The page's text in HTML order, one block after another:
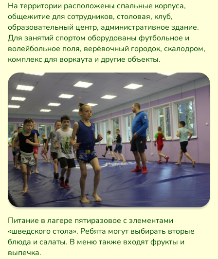
На территории расположены спальные корпуса,
общежитие для сотрудников, столовая, клуб,
образовательный центр, административное здание.
Для занятий спортом оборудованы футбольное и
волейбольное поля, верёвочный городок, скалодром,
комплекс для воркаута и другие объекты.
Питание в лагере пятиразовое с элементами
«шведского стола». Ребята могут выбирать вторые
блюда и салаты. В меню также входят фрукты и
выпечка.